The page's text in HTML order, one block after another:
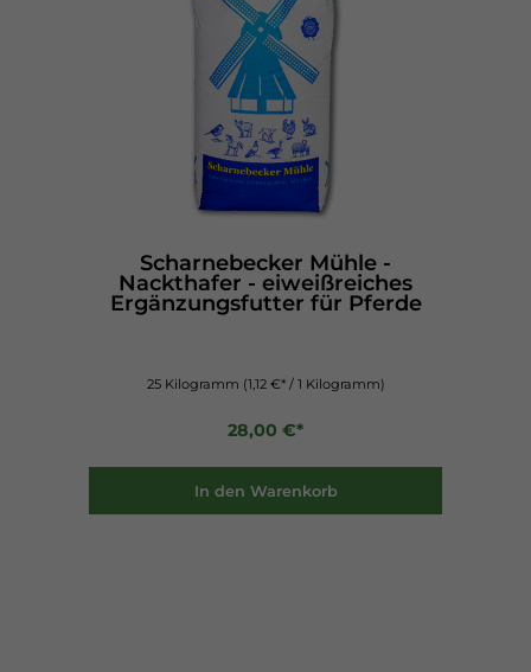
Scharnebecker Mühle -
Nackthafer - eiweißreiches
Ergänzungsfutter für Pferde
25 Kilogramm (1,12 €* / 1 Kilogramm)
28,00 €*
In den Warenkorb